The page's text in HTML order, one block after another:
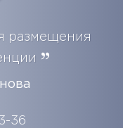
размещения
36